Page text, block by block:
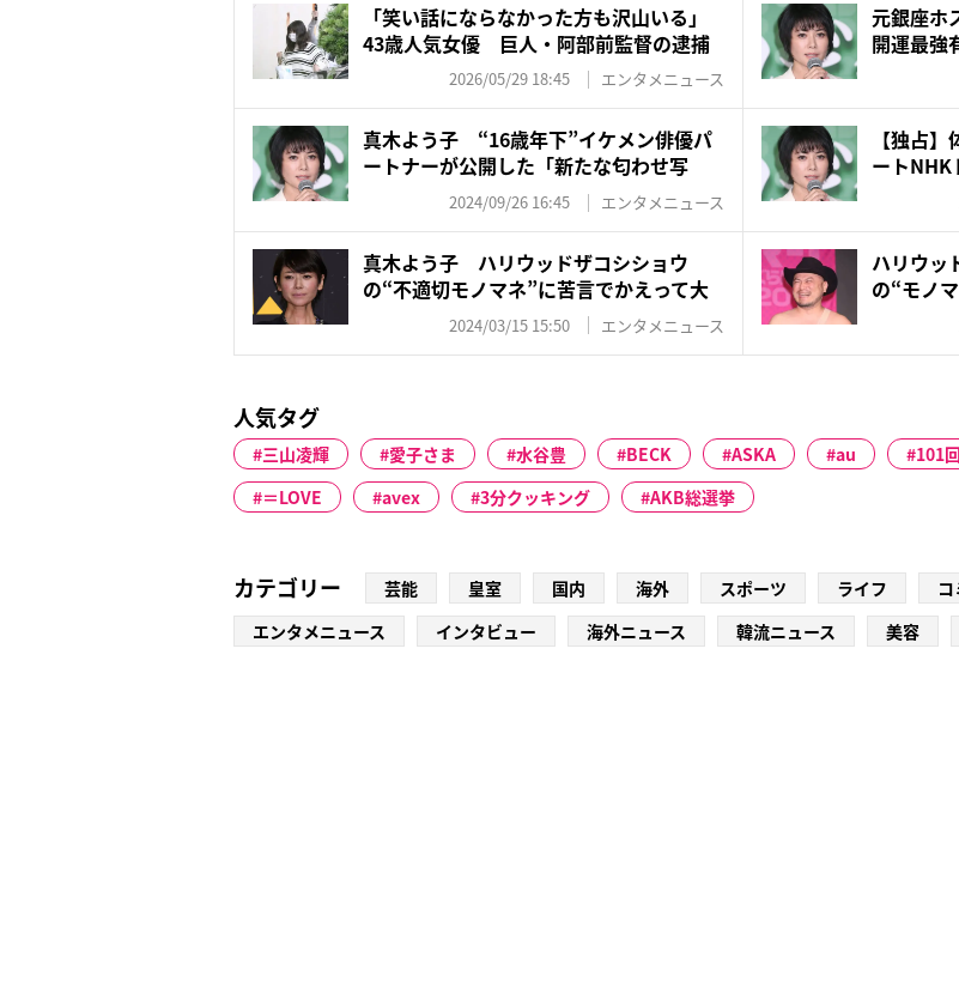
「笑い話にならなかった方も沢山いる」
43歳人気女優 巨人・阿部前監督の逮捕
2026/05/29 18:45 エンタメニュース
元銀座ホ
開運最強
真木よう子 “16歳年下”イケメン俳優パ
ートナーが公開した「新たな匂わせ写
2024/09/26 16:45 エンタメニュース
【独占
ートNHK
真木よう子 ハリウッドザコシショウ
の“不適切モノマネ”に苦言でかえって大
2024/03/15 15:50 エンタメニュース
ハリウ
の“モノ
人気タグ
三山凌輝 愛子さま 水谷豊 BECK ASKA au 101
＝LOVE
avex 3分クッキング AKB総選挙
カテゴリー 芸能 皇室 国内 海外 スポーツ ライフ
エンタメニュース
インタビュー 海外ニュース 韓流ニュース 美容